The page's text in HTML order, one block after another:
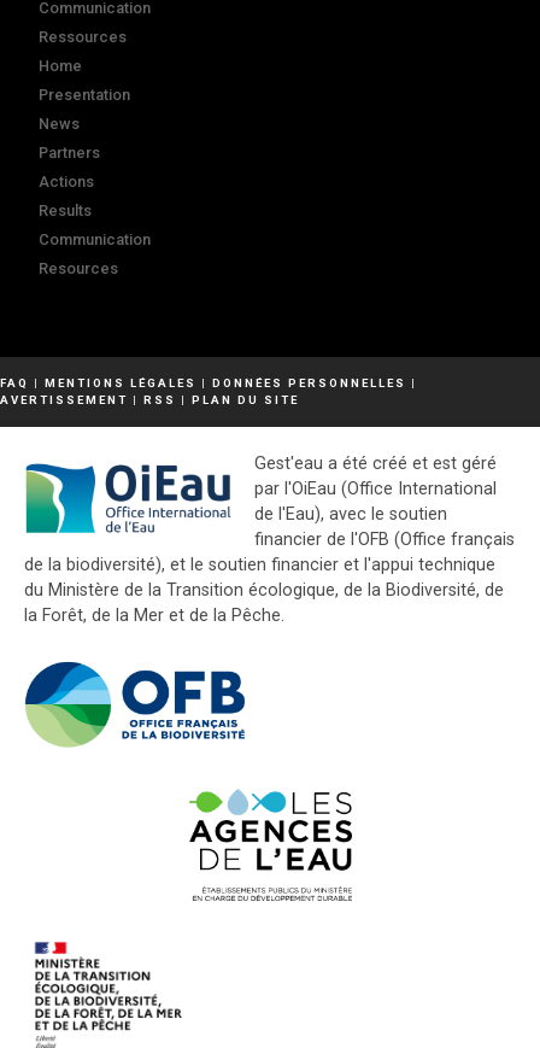
Communication
Ressources
Home
Presentation
News
Partners
Actions
Results
Communication
Resources
FAQ | MENTIONS LÉGALES | DONNÉES PERSONNELLES
|
AVERTISSEMENT | RSS | PLAN DU SITE
Gest'eau a été créé et est géré
par l'OiEau (Office International
de l'Eau), avec le soutien
financier de l'OFB (Office français
de la biodiversité), et le soutien financier et l'appui technique
du Ministère de la Transition écologique, de la Biodiversité, de
la Forêt, de la Mer et de la Pêche.